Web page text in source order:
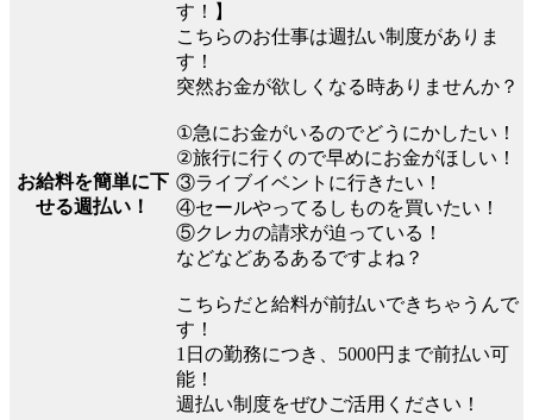
お給料を簡単に下
せる週払い！
す！】
こちらのお仕事は週払い制度がありま
す！
突然お金が欲しくなる時ありませんか？
①急にお金がいるのでどうにかしたい！
②旅行に行くので早めにお金がほしい！
③ライブイベントに行きたい！
④セールやってるしものを買いたい！
⑤クレカの請求が迫っている！
などなどあるあるですよね？
こちらだと給料が前払いできちゃうんで
す！
1日の勤務につき、5000円まで前払い可
能！
週払い制度をぜひご活用ください！